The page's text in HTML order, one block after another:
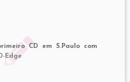
CD em S.Paulo com
Edge